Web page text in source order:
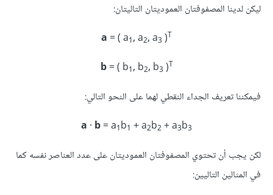
ليكن لدينا المصفوفتان العموديتان التاليتان:
a = ( a1, a2, a3)T
b= ( b1, b2, b3)T
فيمكننا تعريف الجداء النقطي لهما على النحو التالي:
a · b= a1b1 + a2b2+ a3b3
لكن يجب أن تحتوي المصفوفتان العموديتان على عدد العناصر نفسه كما
في المثالين التاليين: